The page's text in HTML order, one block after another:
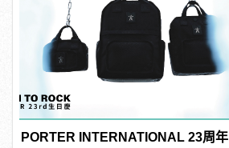
PORTER INTERNATIONAL 23周年